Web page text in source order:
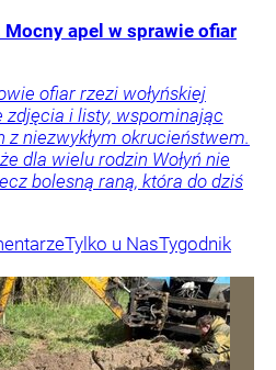
Mocny apel w sprawie ofiar
ofiar rzezi wołyńskiej
zdjęcia i listy, wspominając
niezwykłym okrucieństwem.
dla wielu rodzin Wołyń nie
bolesną raną, która do dziś
Tylko u NasTygodnik